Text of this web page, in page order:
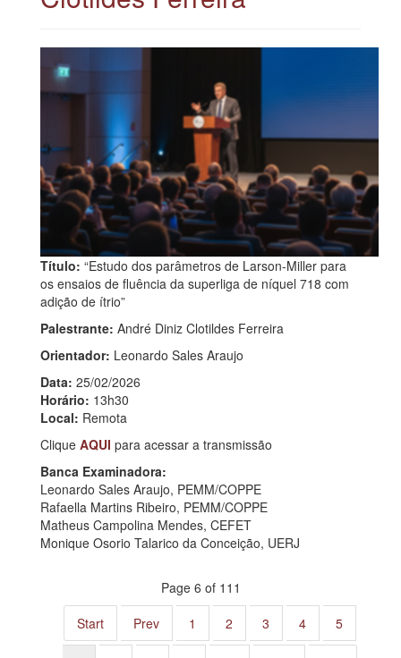
Título: “Estudo dos parâmetros de Larson-Miller para
os ensaios de fluência da superliga de níquel 718 com
adição de ítrio”
Palestrante: André Diniz Clotildes Ferreira
Orientador: Leonardo Sales Araujo
Data: 25/02/2026
Horário: 13h30
Local: Remota
Clique AQUI para acessar a transmissão
Banca Examinadora:
Leonardo Sales Araujo, PEMM/COPPE
Rafaella Martins Ribeiro, PEMM/COPPE
Matheus Campolina Mendes, CEFET
Monique Osorio Talarico da Conceição, UERJ
Page 6 of 111
Start
Prev 1 2 3 4 5